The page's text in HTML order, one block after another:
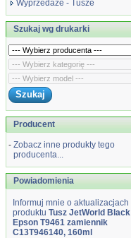
Wyprzedaże - Tusze
Szukaj wg drukarki
Producent
- Zobacz inne produkty tego
producenta...
Powiadomienia
Informuj mnie o aktualizacjach
produktu Tusz JetWorld Black
Epson T9461 zamiennik
C13T946140, 160ml